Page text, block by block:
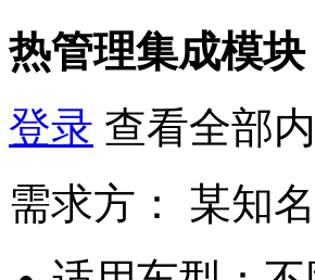
热管理集成模块
登录 查看全部
需求方：
某知